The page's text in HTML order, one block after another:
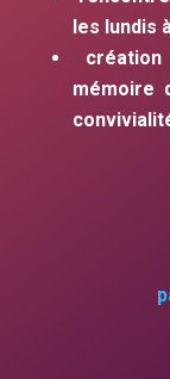
les lundis
mémoire